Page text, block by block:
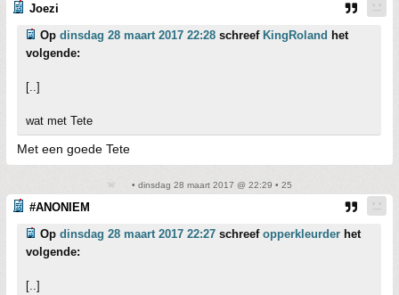
Joezi
Op dinsdag 28 maart 2017 22:28 schreef KingRoland het
volgende:
[..]
wat met Tete
Met een goede Tete
• dinsdag 28 maart 2017 @ 22:29 • 25
#ANONIEM
Op dinsdag 28 maart 2017 22:27 schreef opperkleurder het
volgende:
[..]